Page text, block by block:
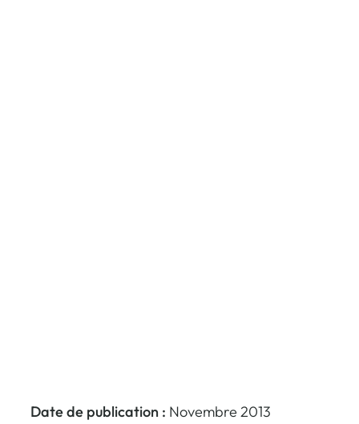
Date de publication : Novembre 2013